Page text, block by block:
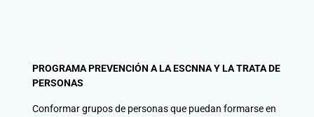
PROGRAMA PREVENCIÓN A LA ESCNNA Y LA TRATA DE
PERSONAS
Conformar grupos de personas que puedan formarse en